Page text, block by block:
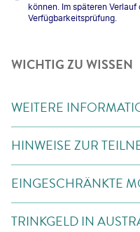
können. Im späteren
Verfügbarkeitsprüfung.
WICHTIG ZU WISSEN
WEITERE
HINWEISE ZUR
EINGESCHRÄNKTE
TRINKGELD IN